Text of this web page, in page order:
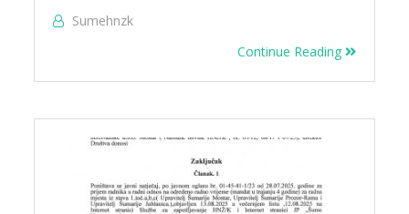
Sumehnzk
Continue Reading